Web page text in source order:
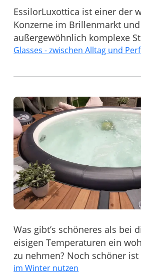
EssilorLuxottica ist einer der
Konzerne im Brillenmarkt
außergewöhnlich komplexe
Glasses - zwischen Alltag und
Was gibt’s schöneres als bei
eisigen Temperaturen ein
zu nehmen? Noch schöner ist
im Winter nutzen